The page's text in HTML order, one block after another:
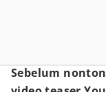
Sebelum